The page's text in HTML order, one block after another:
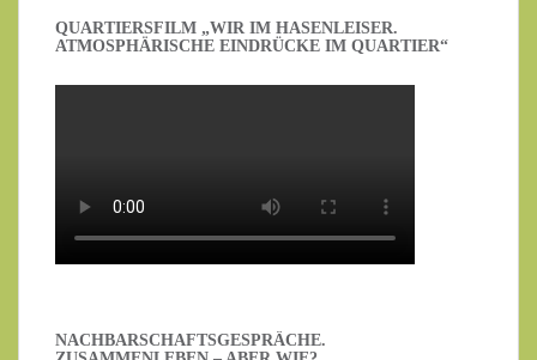
QUARTIERSFILM „WIR IM HASENLEISER.
ATMOSPHÄRISCHE EINDRÜCKE IM QUARTIER“
NACHBARSCHAFTSGESPRÄCHE.